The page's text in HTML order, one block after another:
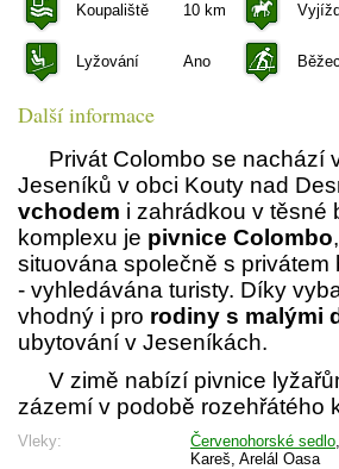
Koupaliště 10 km
Lyžování Ano
Další informace
Privát Colombo se nachází
Jeseníků v obci Kouty nad
vchodem i zahrádkou v těsné
komplexu je pivnice Colombo
situována společně s
- vyhledávána turisty. Díky
vhodný i pro rodiny s malými
ubytování v Jeseníkách.
V zimě nabízí pivnice
zázemí v podobě rozehřátého
Vleky: Červenohorské sedlo
Kareš, Arelál Oasa